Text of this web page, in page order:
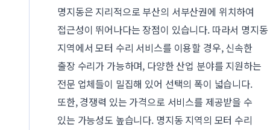
명지동은 지리적으로 부산의 서부산권에 위치하여
접근성이 뛰어나다는 장점이 있습니다. 따라서 명지동
지역에서 모터 수리 서비스를 이용할 경우, 신속한
출장 수리가 가능하며, 다양한 산업 분야를 지원하는
전문 업체들이 밀집해 있어 선택의 폭이 넓습니다.
또한, 경쟁력 있는 가격으로 서비스를 제공받을 수
있는 가능성도 높습니다. 명지동 지역의 모터 수리